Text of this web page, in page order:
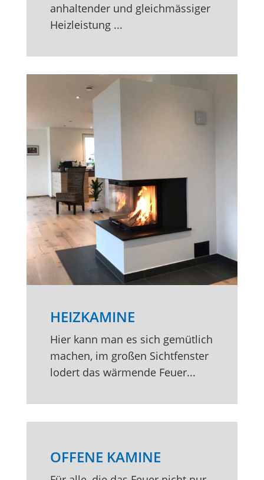
anhaltender und gleichmässiger
Heizleistung ...
HEIZKAMINE
Hier kann man es sich gemütlich
machen, im großen Sichtfenster
lodert das wärmende Feuer...
OFFENE KAMINE